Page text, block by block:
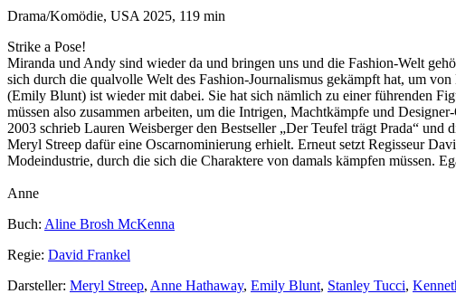
Drama/Komödie, USA 2025, 119 min
Strike a Pose!
Miranda und Andy sind wieder da und bringen uns und die Fashion-Welt
sich durch die qualvolle Welt des Fashion-Journalismus gekämpft hat, um
(Emily Blunt) ist wieder mit dabei. Sie hat sich nämlich zu einer führenden
müssen also zusammen arbeiten, um die Intrigen, Machtkämpfe und
2003 schrieb Lauren Weisberger den Bestseller „Der Teufel trägt Prada“
Meryl Streep dafür eine Oscarnominierung erhielt. Erneut setzt Regisseur
Modeindustrie, durch die sich die Charaktere von damals kämpfen müssen.
Anne
Buch: Aline Brosh McKenna
Regie: David Frankel
Darsteller: Meryl Streep, Anne Hathaway, Emily Blunt, Stanley Tucci,